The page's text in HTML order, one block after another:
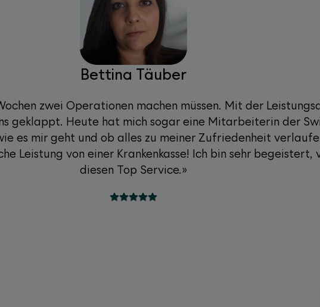
Bettina Täuber
zwei Operationen machen müssen. Mit der
geklappt. Heute hat mich sogar eine Mitarbeiterin der
es mir geht und ob alles zu meiner Zufriedenheit
Leistung von einer Krankenkasse! Ich bin sehr begeistert,
diesen Top Service.»